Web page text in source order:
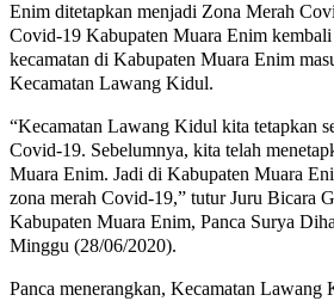
Enim ditetapkan menjadi Zona Merah
Covid-19 Kabupaten Muara Enim kembali
kecamatan di Kabupaten Muara Enim
Kecamatan Lawang Kidul.
“Kecamatan Lawang Kidul kita tetapkan
Covid-19. Sebelumnya, kita telah
Muara Enim. Jadi di Kabupaten Muara
zona merah Covid-19,” tutur Juru Bicara
Kabupaten Muara Enim, Panca Surya
Minggu (28/06/2020).
Panca menerangkan, Kecamatan Lawang